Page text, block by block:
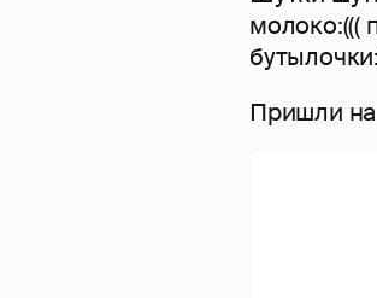
молоко:(((
Пришли